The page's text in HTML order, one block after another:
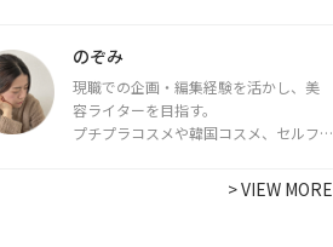
ライターとして活動中。
都内で16タイプパーソナルカラー診
断・顔タイプ診断・骨格診断によるイ
メージコンサルティングも行っていま
のぞみ
現職での企画・編集経験を活かし、美
容ライターを目指す。
プチプラコスメや韓国コスメ、セルフ
で最新情報をチェック。家事や育児の合
間に取り入れられる時短美容テクも実
>VIEW MORE